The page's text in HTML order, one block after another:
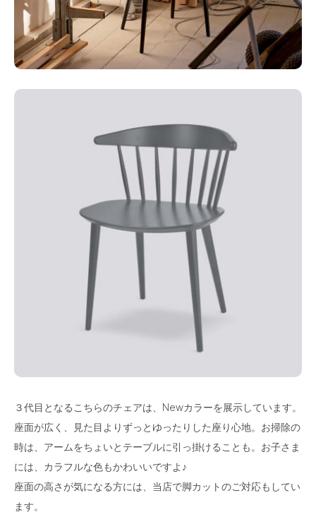
３代目となるこちらのチェアは、Newカラーを展示しています。
座面が広く、見た目よりずっとゆったりした座り心地。お掃除の
時は、アームをちょいとテーブルに引っ掛けることも。お子さま
には、カラフルな色もかわいいですよ♪
座面の高さが気になる方には、当店で脚カットのご対応もしてい
ます。